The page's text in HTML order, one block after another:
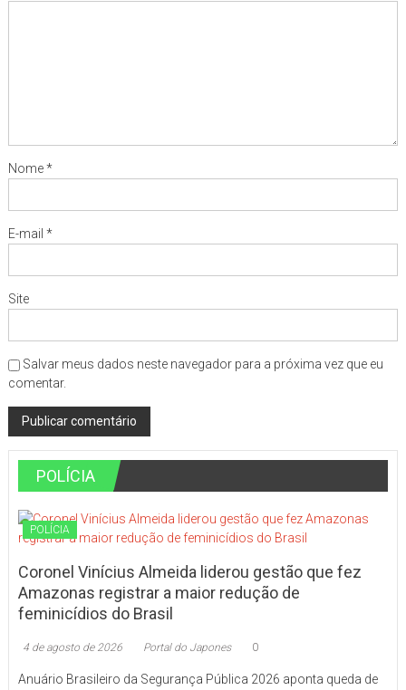
Nome*
E-mail *
Site
Salvar meus dados neste navegador para a próxima vez que eu
comentar.
POLÍCIA
POLÍCIA
Coronel Vinícius Almeida liderou gestão que fez
Amazonas registrar a maior redução de
feminicídios do Brasil
4 de agosto de 2026 Portal do Japones 0
Anuário Brasileiro da Segurança Pública 2026 aponta queda de